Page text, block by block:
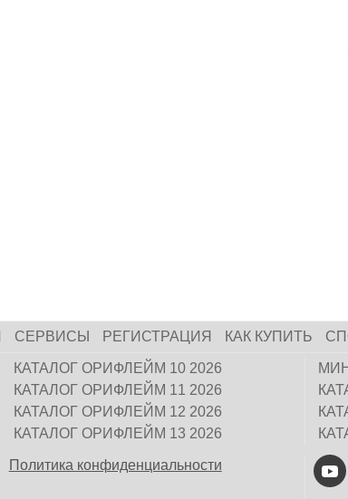
СЕРВИСЫ РЕГИСТРАЦИЯ КАК КУПИТЬ
КАТАЛОГ ОРИФЛЕЙМ 10 2026
КАТАЛОГ ОРИФЛЕЙМ 11 2026
КАТАЛОГ ОРИФЛЕЙМ 12 2026
КАТАЛОГ ОРИФЛЕЙМ 13 2026
Политика конфиденциальности